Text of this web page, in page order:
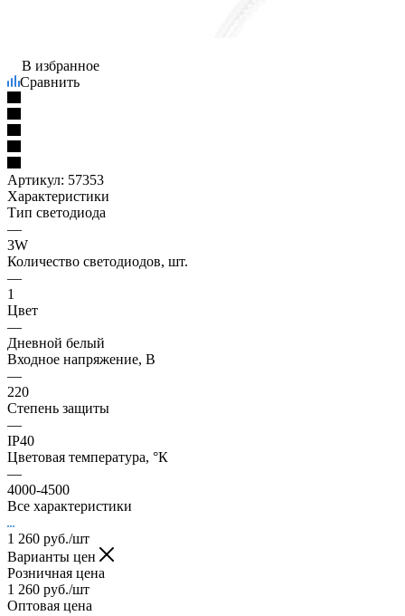
В избранное
Сравнить
Артикул: 57353
Характеристики
Тип светодиода
—
3W
Количество светодиодов, шт.
—
1
Цвет
—
Дневной белый
Входное напряжение, В
—
220
Степень защиты
—
IP40
Цветовая температура, °К
—
4000-4500
Все характеристики
1 260 руб./шт
Варианты цен
Розничная цена
1 260 руб./шт
Оптовая цена